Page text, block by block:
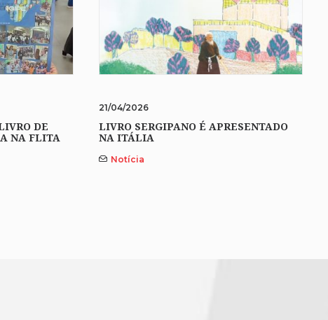
DE
NA FLITA
21/04/2026
LIVRO SERGIPANO É APRESENTADO
NA ITÁLIA
Notícia